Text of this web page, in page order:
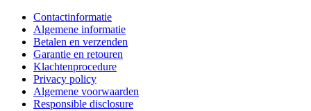
Contactinformatie
Algemene informatie
Betalen en verzenden
Garantie en retouren
Klachtenprocedure
Privacy policy
Algemene voorwaarden
Responsible disclosure